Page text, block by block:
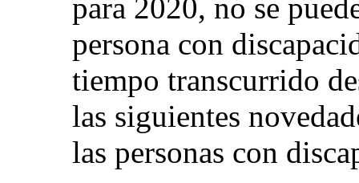
para 2020, no se
persona con
tiempo transcurrido
las siguientes
las personas con